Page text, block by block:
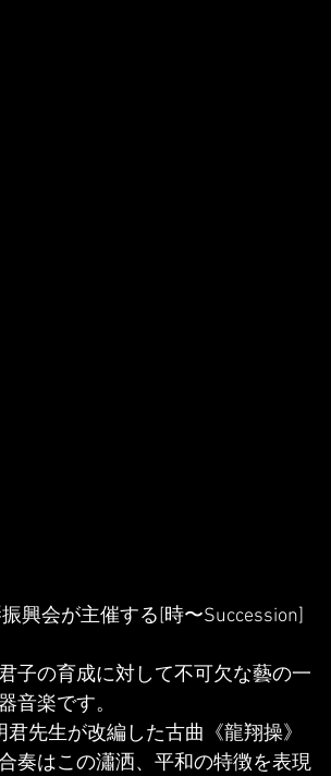
興会が主催する[時〜Succession]
子の育成に対して不可欠な藝の一
音楽です。
先生が改編した古曲《龍翔操》
奏はこの瀟洒、平和の特徴を表現